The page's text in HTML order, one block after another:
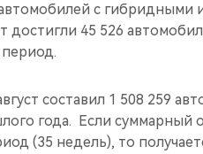
с гибридными
достигли 45 526
составил 1 508 259
года. Если суммарный
(35 недель), то